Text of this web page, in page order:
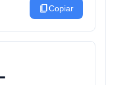
content_copyCopiar